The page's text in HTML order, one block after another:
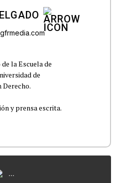
de la Escuela de
de
Derecho.
y prensa escrita.
...